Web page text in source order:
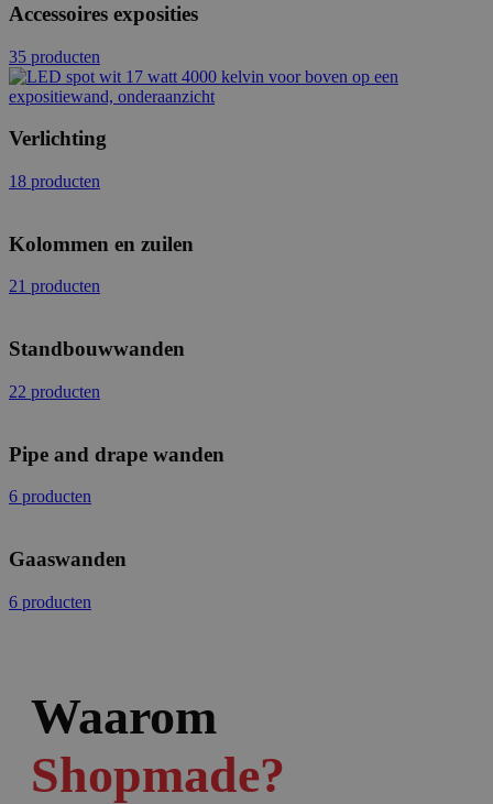
Accessoires exposities
35 producten
Verlichting
18 producten
Kolommen en zuilen
21 producten
Standbouwwanden
22 producten
Pipe and drape wanden
6 producten
Gaaswanden
6 producten
Waarom
Shopmade?